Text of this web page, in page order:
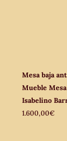
Mesa baja
Mueble
Isabelino
1.600,00€